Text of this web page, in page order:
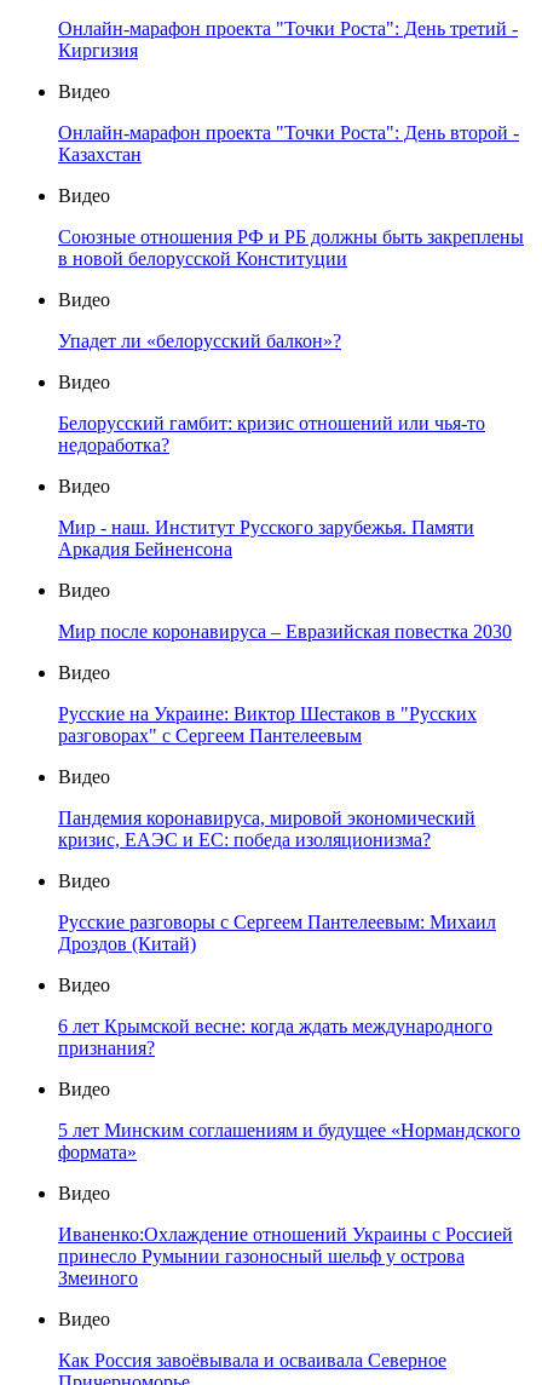
Онлайн-марафон проекта "Точки Роста": День третий -
Киргизия
Видео
Онлайн-марафон проекта "Точки Роста": День второй -
Казахстан
Видео
Союзные отношения РФ и РБ должны быть закреплены
в новой белорусской Конституции
Видео
Упадет ли «белорусский балкон»?
Видео
Белорусский гамбит: кризис отношений или чья-то
недоработка?
Видео
Мир - наш. Институт Русского зарубежья. Памяти
Аркадия Бейненсона
Видео
Мир после коронавируса – Евразийская повестка 2030
Видео
Русские на Украине: Виктор Шестаков в "Русских
разговорах" с Сергеем Пантелеевым
Видео
Пандемия коронавируса, мировой экономический
кризис, ЕАЭС и ЕС: победа изоляционизма?
Видео
Русские разговоры с Сергеем Пантелеевым: Михаил
Дроздов (Китай)
Видео
6 лет Крымской весне: когда ждать международного
признания?
Видео
5 лет Минским соглашениям и будущее «Нормандского
формата»
Видео
Иваненко:Охлаждение отношений Украины с Россией
принесло Румынии газоносный шельф у острова
Змеиного
Видео
Как Россия завоёвывала и осваивала Северное